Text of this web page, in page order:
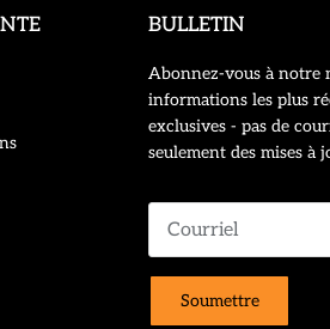
BULLETIN
Abonnez-vous à notre
informations les plus
exclusives - pas de
seulement des mises à
Soumettre